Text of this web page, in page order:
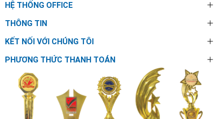
HỆ THỐNG OFFICE
THÔNG TIN
KẾT NỐI VỚI CHÚNG TÔI
PHƯƠNG THỨC THANH TOÁN